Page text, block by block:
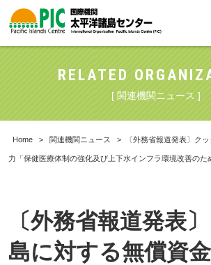
RELATED
[ 関連機関ニュース ]
Home > 関連機関ニュース > 〔外務省報道発表〕ク
力「保健医療体制の強化及び上下水インフラ環境改善のた
〔外務省報道発表
島に対する無償資